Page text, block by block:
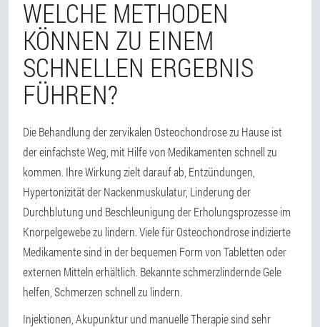
WELCHE METHODEN
KÖNNEN ZU EINEM
SCHNELLEN ERGEBNIS
FÜHREN?
Die Behandlung der zervikalen Osteochondrose zu Hause ist
der einfachste Weg, mit Hilfe von Medikamenten schnell zu
kommen. Ihre Wirkung zielt darauf ab, Entzündungen,
Hypertonizität der Nackenmuskulatur, Linderung der
Durchblutung und Beschleunigung der Erholungsprozesse im
Knorpelgewebe zu lindern. Viele für Osteochondrose indizierte
Medikamente sind in der bequemen Form von Tabletten oder
externen Mitteln erhältlich. Bekannte schmerzlindernde Gele
helfen, Schmerzen schnell zu lindern.
Injektionen, Akupunktur und manuelle Therapie sind sehr